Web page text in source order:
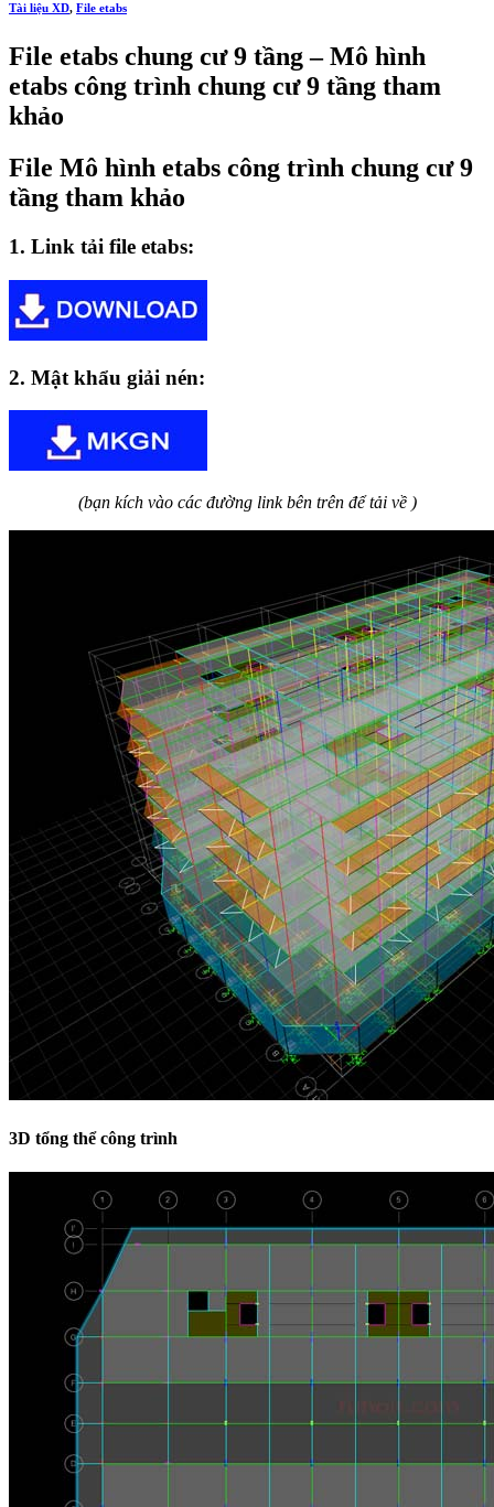
Tài liệu XD, File etabs
File etabs chung cư 9 tầng – Mô hình
etabs công trình chung cư 9 tầng tham
khảo
File Mô hình etabs công trình chung cư 9
tầng tham khảo
1. Link tải file etabs:
2. Mật khẩu giải nén:
(bạn kích vào các đường link bên trên để tải về )
3D tổng thể công trình